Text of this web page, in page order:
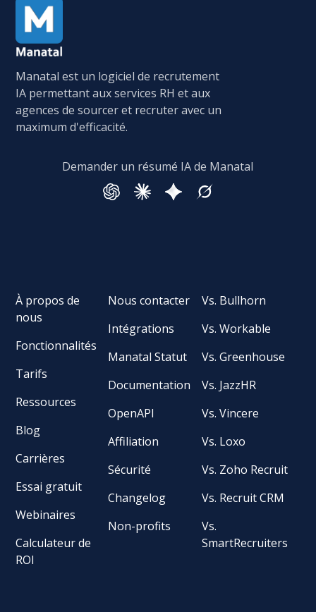
Manatal est un logiciel de recrutement
IA permettant aux services RH et aux
agences de sourcer et recruter avec un
maximum d'efficacité.
Demander un résumé IA de Manatal
À propos de
nous
Fonctionnalités
Tarifs
Ressources
Blog
Carrières
Essai gratuit
Webinaires
Calculateur de
ROI
Nous contacter
Intégrations
Manatal Statut
Documentation
OpenAPI
Affiliation
Sécurité
Changelog
Non-profits
Vs. Bullhorn
Vs. Workable
Vs. Greenhouse
Vs. JazzHR
Vs. Vincere
Vs. Loxo
Vs. Zoho Recruit
Vs. Recruit CRM
Vs.
SmartRecruiters